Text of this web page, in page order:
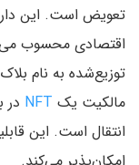
تعویض است. این
اقتصادی محسوب
توزیع‌شده به نام
مالکیت یک NFT در